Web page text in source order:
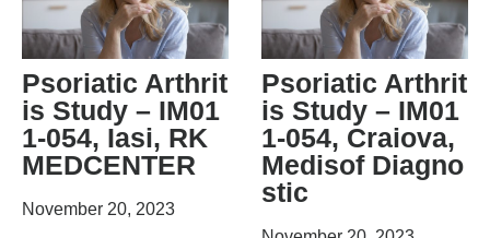
Psoriatic Arthrit
is Study – IM01
1-054, Iasi, RK
MEDCENTER
November 20, 2023
Psoriatic Arthrit
is Study – IM01
1-054, Craiova,
Medisof Diagno
stic